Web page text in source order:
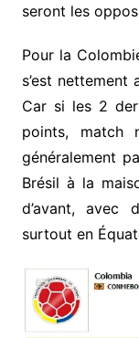
seront les
Pour la
s’est nettement
Car si les 2
points, match
généralement
Brésil à la
d’avant, avec
surtout en